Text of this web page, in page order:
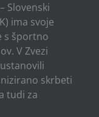
Slovenski
ima svoje
s športno
V Zvezi
skrbeti
tudi za